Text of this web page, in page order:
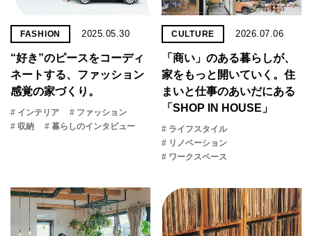
FASHION 2025.05.30
“好き”のピースをコーディ
ネートする、ファッション
感覚の家づくり。
# インテリア
# ファッション
# 収納
# 暮らしのインタビュー
CULTURE 2026.07.06
「商い」の​ある​暮らしが、​
家を​もっと​開いていく。​住
まいと​仕事の​あいだに​ある​
「SHOP IN HOUSE」
# ライフスタイル
# リノベーション
# ワークスペース